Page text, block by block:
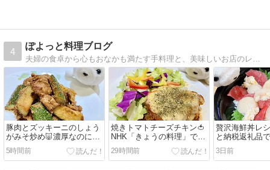
4
ぽよっと料理ブログ
豚肉とズッキーニのしょう
がみそ炒め🐷濃厚なのにヘ
ルシーでダイエットメニュ
ーにも💕忙しい日の超時短
レシピ🍳
5時間前
焼きトマトチーズチキン🍅
NHK「きょうの料理」で紹
介レシピ🍳簡単なのに絶品
なごちそうおかず✨
29時間前
贅沢海鮮丼レ
と納税返礼品
テ・カニ・マ
～🐟
3日前